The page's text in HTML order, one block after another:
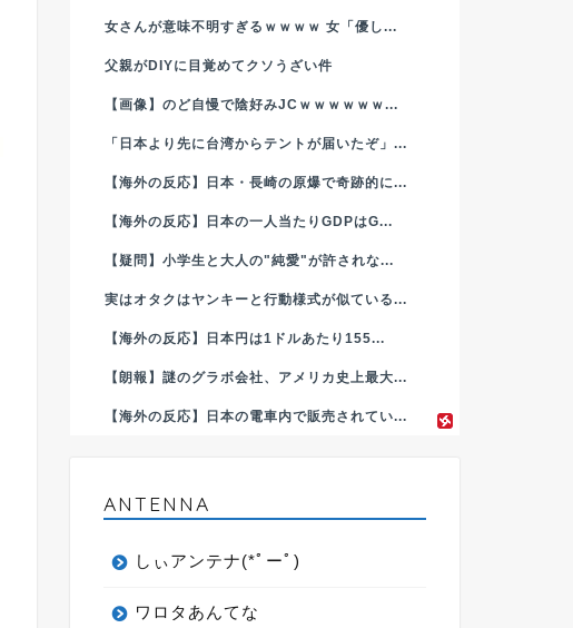
女さんが意味不明すぎるｗｗｗｗ 女「優し...
父親がDIYに目覚めてクソうざい件
【画像】のど自慢で陰好みJCｗｗｗｗｗｗ...
「日本より先に台湾からテントが届いたぞ」...
【海外の反応】日本・長崎の原爆で奇跡的に...
【海外の反応】日本の一人当たりGDPはG...
【疑問】小学生と大人の"純愛"が許されな...
実はオタクはヤンキーと行動様式が似ている...
【海外の反応】日本円は1ドルあたり155...
【朗報】謎のグラボ会社、アメリカ史上最大...
【海外の反応】日本の電車内で販売されてい...
ANTENNA
しぃアンテナ(*ﾟーﾟ)
ワロタあんてな